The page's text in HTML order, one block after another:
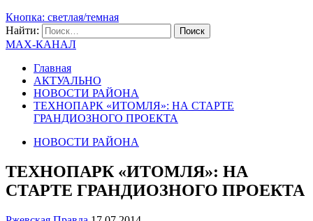
Кнопка: светлая/темная
Найти:
MAX-КАНАЛ
Главная
АКТУАЛЬНО
НОВОСТИ РАЙОНА
ТЕХНОПАРК «ИТОМЛЯ»: НА СТАРТЕ
ГРАНДИОЗНОГО ПРОЕКТА
НОВОСТИ РАЙОНА
ТЕХНОПАРК «ИТОМЛЯ»: НА
СТАРТЕ ГРАНДИОЗНОГО ПРОЕКТА